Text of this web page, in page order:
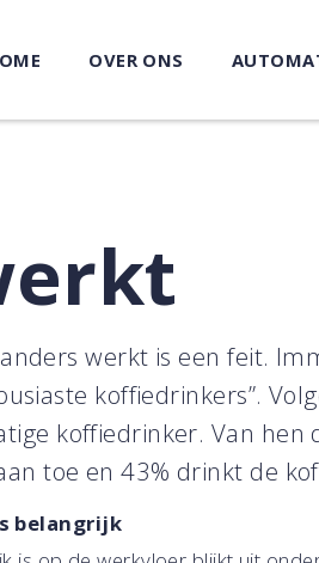
OVER ONS
werkt is een feit.
koffiedrinkers”.
koffiedrinker. Van hen
toe en 43% drinkt de
belangrijk